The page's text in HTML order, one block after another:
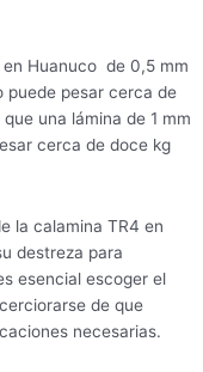
en Huanuco de 0,5 mm
puede pesar cerca de
una lámina de 1 mm
cerca de doce kg
la calamina TR4 en
destreza para
esencial escoger el
de que
necesarias.